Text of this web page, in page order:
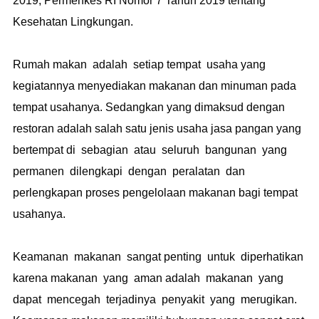
Kesehatan Lingkungan.
Rumah makan adalah setiap tempat usaha yang
kegiatannya menyediakan makanan dan minuman pada
tempat usahanya. Sedangkan yang dimaksud dengan
restoran adalah salah satu jenis usaha jasa pangan yang
bertempat di sebagian atau seluruh bangunan yang
permanen dilengkapi dengan peralatan dan
perlengkapan proses pengelolaan makanan bagi tempat
usahanya.
Keamanan makanan sangat penting untuk diperhatikan
karena makanan yang aman adalah makanan yang
dapat mencegah terjadinya penyakit yang merugikan.